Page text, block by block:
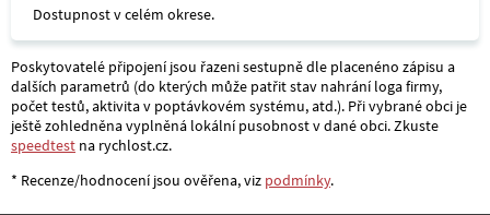
Dostupnost v celém okrese.
Poskytovatelé připojení jsou řazeni sestupně dle placenéno zápisu a
dalších parametrů (do kterých může patřit stav nahrání loga firmy,
počet testů, aktivita v poptávkovém systému, atd.). Při vybrané obci je
ještě zohledněna vyplněná lokální pusobnost v dané obci. Zkuste
speedtest na rychlost.cz.
* Recenze/hodnocení jsou ověřena, viz podmínky.